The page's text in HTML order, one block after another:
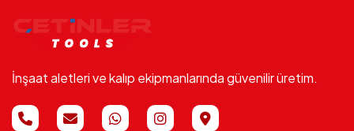
İnşaat aletleri ve kalıp ekipmanlarında güvenilir üretim.